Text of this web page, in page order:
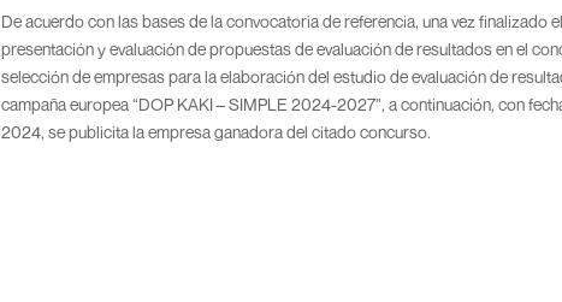
De acuerdo con las bases de la convocatoria de referencia, una vez finalizado
presentación y evaluación de propuestas de evaluación de resultados en el
selección de empresas para la elaboración del estudio de evaluación de
campaña europea “DOP KAKI – SIMPLE 2024-2027”, a continuación, con
2024, se publicita la empresa ganadora del citado concurso.